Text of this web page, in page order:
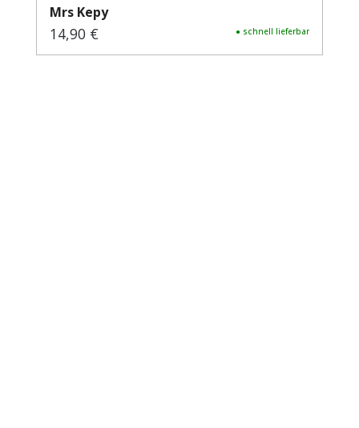
Mrs Kepy
Regulärer Preis:
14,90 € ● schnell lieferbar